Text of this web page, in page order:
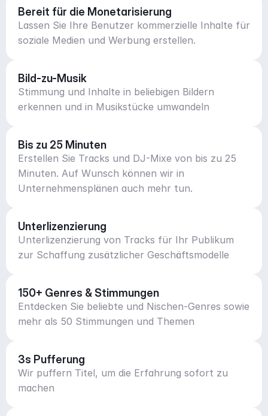
Bereit für die Monetarisierung
Lassen Sie Ihre Benutzer kommerzielle Inhalte für
soziale Medien und Werbung erstellen.
Bild-zu-Musik
Stimmung und Inhalte in beliebigen Bildern
erkennen und in Musikstücke umwandeln
Bis zu 25 Minuten
Erstellen Sie Tracks und DJ-Mixe von bis zu 25
Minuten. Auf Wunsch können wir in
Unternehmensplänen auch mehr tun.
Unterlizenzierung
Unterlizenzierung von Tracks für Ihr Publikum
zur Schaffung zusätzlicher Geschäftsmodelle
150+ Genres & Stimmungen
Entdecken Sie beliebte und Nischen-Genres sowie
mehr als 50 Stimmungen und Themen
3s Pufferung
Wir puffern Titel, um die Erfahrung sofort zu
machen